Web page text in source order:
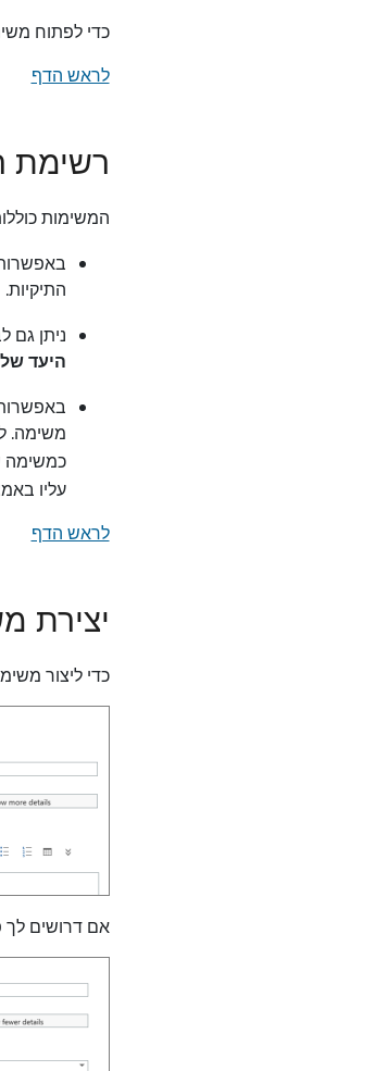
כדי לפתוח
לראש הדף
רשימת
המשימות
התיקיות.
ניתן גם
היעד
משימה.
עליו
לראש הדף
יצירת
כדי ליצור
אם דרושים לך